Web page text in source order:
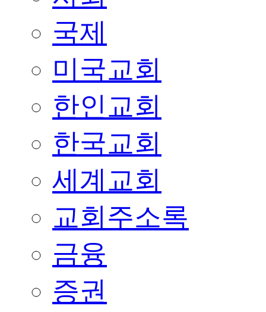
국제
미국교회
한인교회
한국교회
세계교회
교회주소록
금융
증권